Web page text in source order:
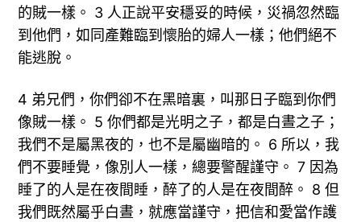
的賊一樣。 3 人正說平安穩妥的時候，災禍忽然臨
到他們，如同產難臨到懷胎的婦人一樣；他們絕不
能逃脫。
4 弟兄們，你們卻不在黑暗裏，叫那日子臨到你們
像賊一樣。 5 你們都是光明之子，都是白晝之子；
我們不是屬黑夜的，也不是屬幽暗的。 6 所以，我
們不要睡覺，像別人一樣，總要警醒謹守。 7 因為
睡了的人是在夜間睡，醉了的人是在夜間醉。 8 但
我們既然屬乎白晝，就應當謹守，把信和愛當作護